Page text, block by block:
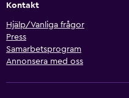
Kontakt
Hjälp/Vanliga frågor
Press
Samarbetsprogram
Annonsera med oss